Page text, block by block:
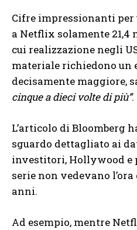
Cifre impressionanti per
a Netflix solamente
cui realizzazione negli
materiale richiedono un
decisamente maggiore,
cinque a dieci volte di più”.
L’articolo di Bloomberg
sguardo dettagliato ai
investitori, Hollywood e
serie non vedevano
anni.
Ad esempio, mentre